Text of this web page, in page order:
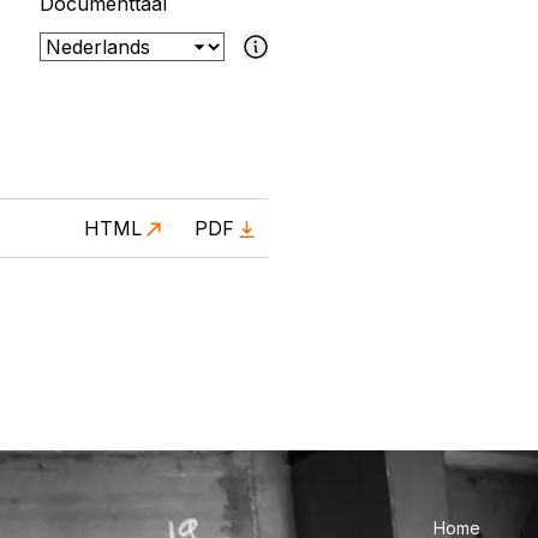
Als het geselecteerde document niet
HTML PDF
Home